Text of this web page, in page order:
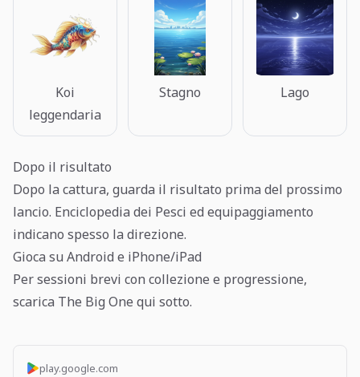
Koi
leggendaria
Stagno Lago
Dopo il risultato
Dopo la cattura, guarda il risultato prima del prossimo
lancio. Enciclopedia dei Pesci ed equipaggiamento
indicano spesso la direzione.
Gioca su Android e iPhone/iPad
Per sessioni brevi con collezione e progressione,
scarica The Big One qui sotto.
play.google.com